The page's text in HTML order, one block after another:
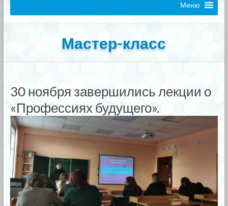
Меню
Мастер-класс
30 ноября завершились лекции о
«Профессиях будущего».